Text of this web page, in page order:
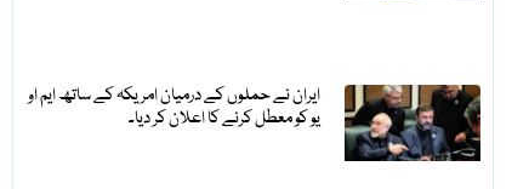
ایران نے حملوں کے درمیان امریکہ کے ساتھ ایم او
یو کو معطل کرنے کا اعلان کر دیا۔